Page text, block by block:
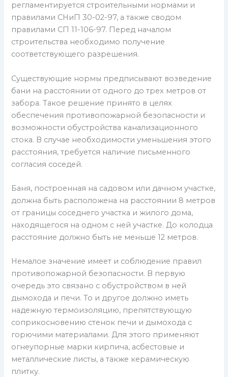
регламентируется строительными нормами и
правилами СНиП 30-02-97, а также сводом
правилами СП 11-106-97. Перед началом
строительства необходимо получение
соответствующего разрешения.
Существующие нормы предписывают возведение
бани на расстоянии от одного до трех метров от
забора. Такое решение принято в целях
обеспечения противопожарной безопасности и
возможности обустройства канализационного
стока. В случае необходимости уменьшения этого
расстояния, требуется наличие письменного
согласия соседей.
Баня, построенная на садовом или дачном участке,
должна быть расположена на расстоянии 8 метров
от границы соседнего участка и жилого дома,
находящегося на одном с ней участке. До колодца
расстояние должно быть не меньше 12 метров.
Немалое значение имеет и соблюдение правил
противопожарной безопасности. В первую
очередь это связано с обустройством в ней
дымохода и печи. То и другое должно иметь
надежную термоизоляцию, препятствующую
соприкосновению стенок печи и дымохода с
горючими материалами. Для этого применяют
огнеупорные марки кирпича, асбестовые и
металлические листы, а также керамическую
плитку.